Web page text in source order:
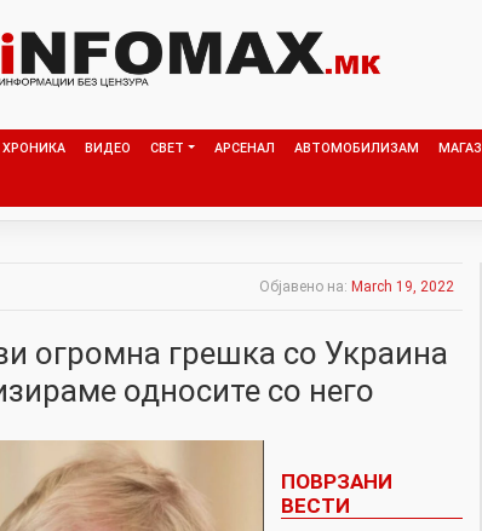
ХРОНИКА ВИДЕО СВЕТ АРСЕНАЛ АВТОМОБИЛИЗАМ
Објавено на: March 19, 2022
огромна грешка со Украина
односите со него
ПОВРЗАНИ
ВЕСТИ